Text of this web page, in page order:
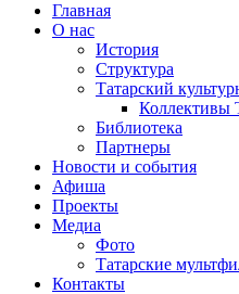
Главная
О нас
История
Структура
Татарский
Коллективы
Библиотека
Партнеры
Новости и события
Афиша
Проекты
Медиа
Фото
Татарские
Контакты